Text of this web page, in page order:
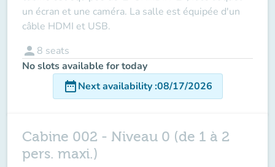
un écran et une caméra. La salle est équipée d'un
câble HDMI et USB.
person 8 seats
No slots available for today
date_rangeNext availability:08/17/2026
Cabine 002 - Niveau 0 (de 1 à 2
pers. maxi.)